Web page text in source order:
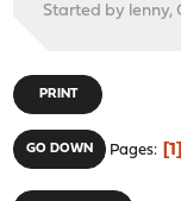
Started by lenny,
PRINT
GO DOWN Pages 1